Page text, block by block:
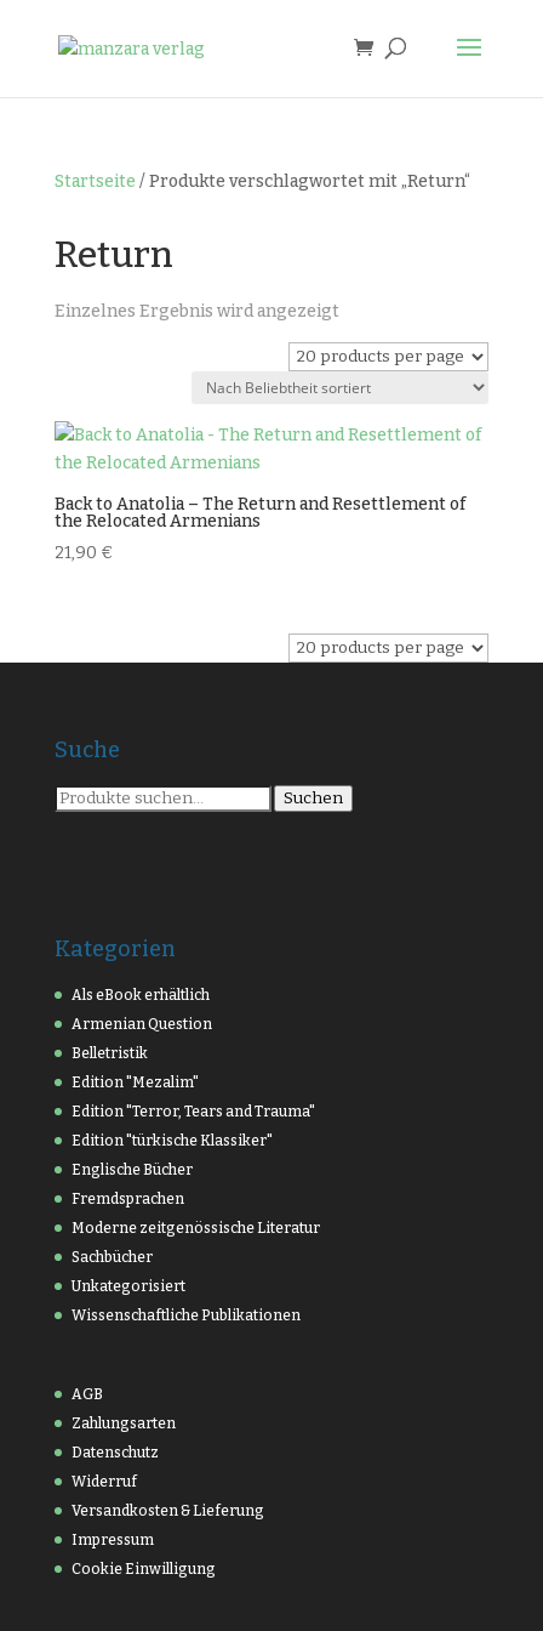
Startseite / Produkte verschlagwortet mit „Return“
Return
Einzelnes Ergebnis wird angezeigt
Back to Anatolia – The Return and Resettlement of
the Relocated Armenians
21,90 €
Suche
Suche
nach:
Suchen
Kategorien
Als eBook erhältlich
Armenian Question
Belletristik
Edition "Mezalim"
Edition "Terror, Tears and Trauma"
Edition "türkische Klassiker"
Englische Bücher
Fremdsprachen
Moderne zeitgenössische Literatur
Sachbücher
Unkategorisiert
Wissenschaftliche Publikationen
AGB
Zahlungsarten
Datenschutz
Widerruf
Versandkosten & Lieferung
Impressum
Cookie Einwilligung